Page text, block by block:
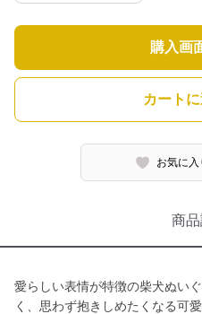
購入画
カート
お気に
商
愛らしい表情が特徴の柴犬ぬい
く、思わず抱きしめたくなる可